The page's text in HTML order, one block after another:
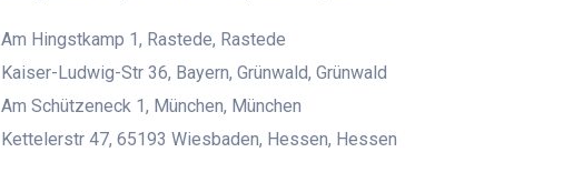
Am Hingstkamp 1, Rastede, Rastede
Kaiser-Ludwig-Str 36, Bayern, Grünwald, Grünwald
Am Schützeneck 1, München, München
Kettelerstr 47, 65193 Wiesbaden, Hessen, Hessen